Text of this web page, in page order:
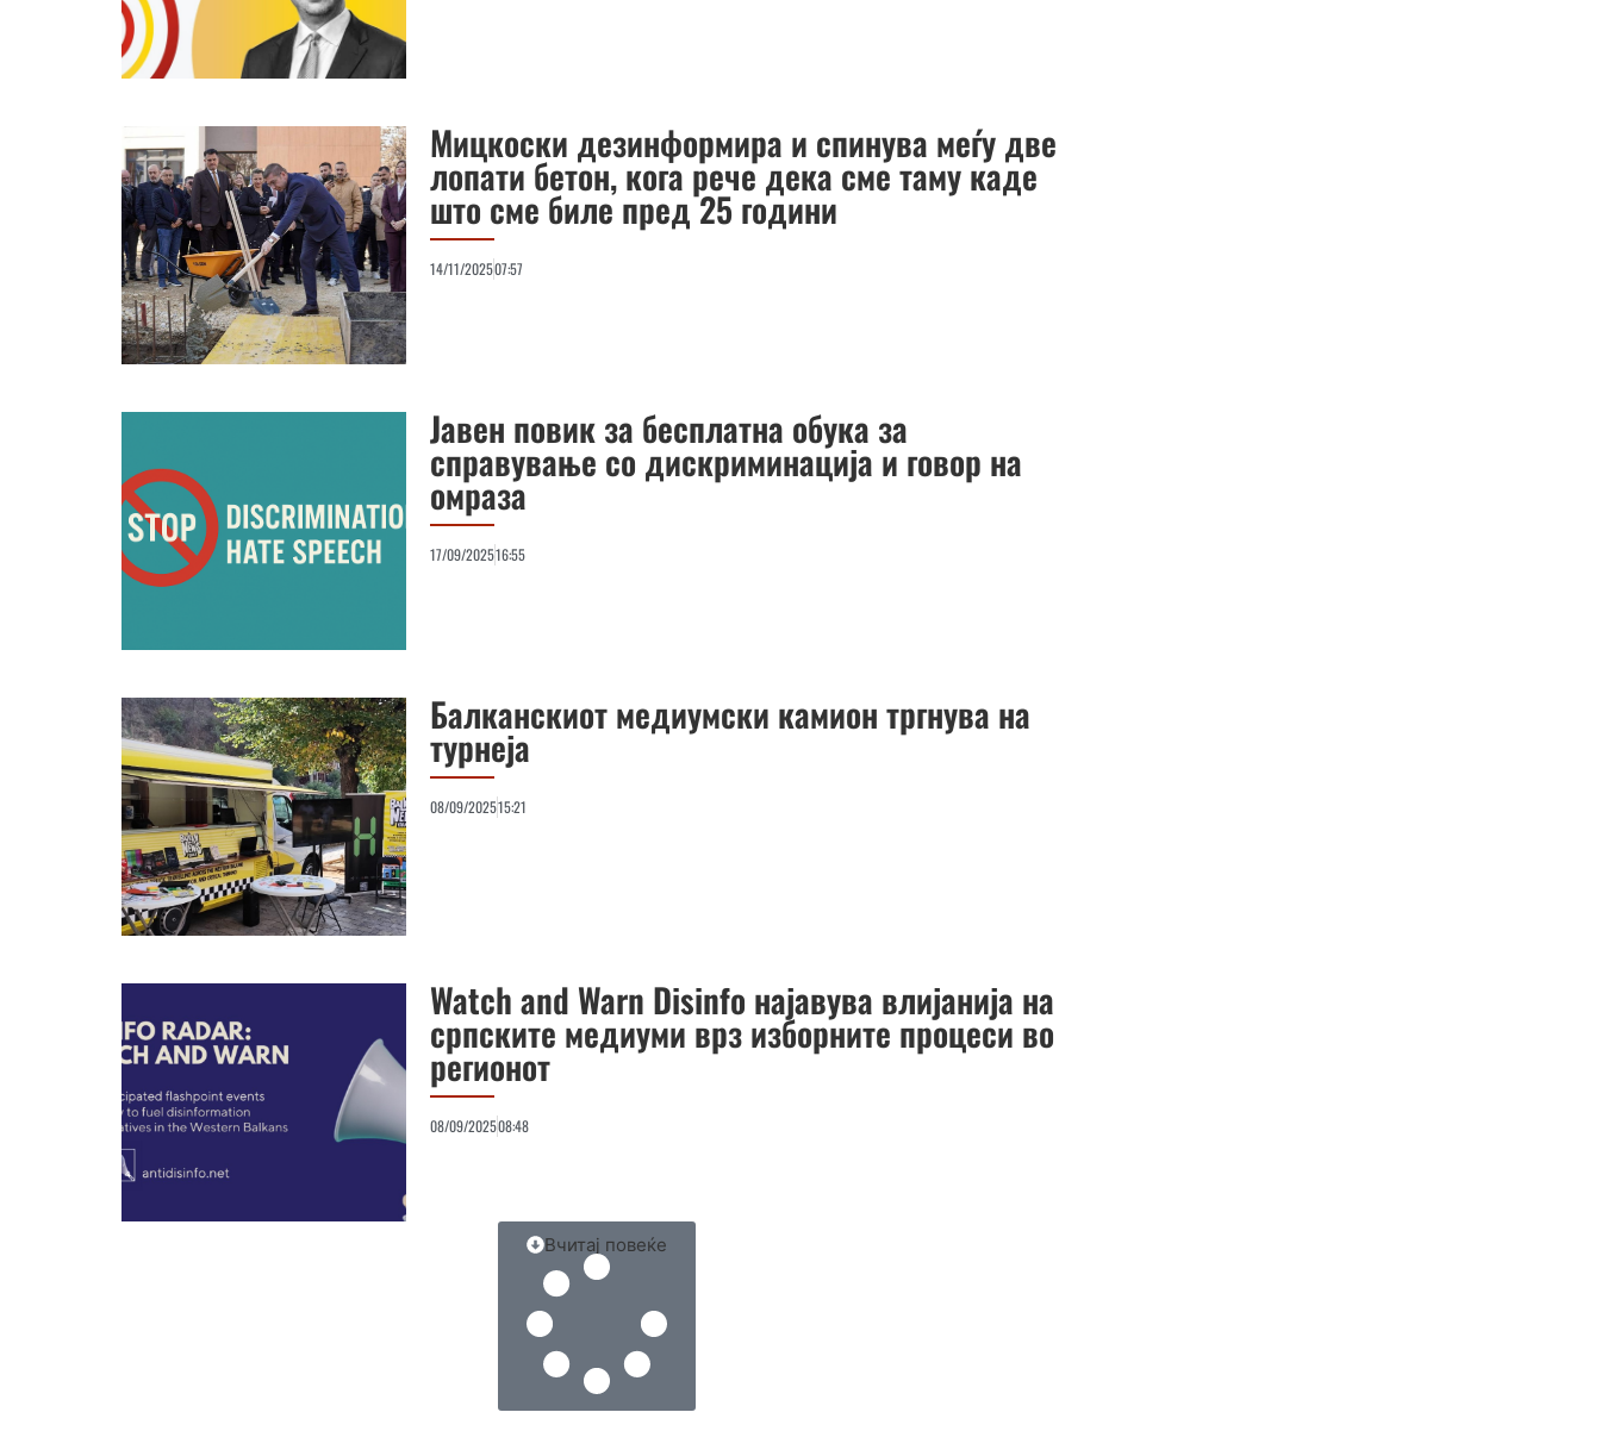
Мицкоски дезинформира и спинува меѓу две
лопати бетон, кога рече дека сме таму каде
што сме биле пред 25 години
14/11/202507:57
Јавен повик за бесплатна обука за
справување со дискриминација и говор на
омраза
17/09/202516:55
Балканскиот медиумски камион тргнува на
турнеја
08/09/202515:21
Watch and Warn Disinfo најавува влијанија на
српските медиуми врз изборните процеси во
регионот
08/09/202508:48
Вчитај повеќе